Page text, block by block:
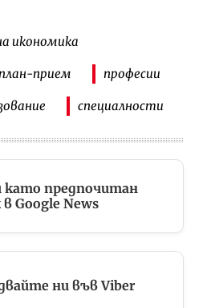
икономика
план-прием професии
специалности
като предпочитан
Google News
ни във Viber